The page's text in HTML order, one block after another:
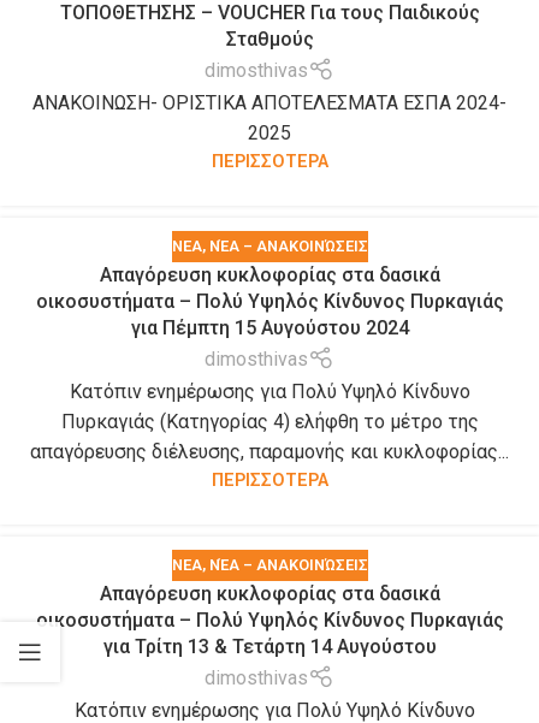
ΤΟΠΟΘΕΤΗΣΗΣ – VOUCHER Για τους Παιδικούς
Σταθμούς
dimosthivas
ΑΝΑΚΟΙΝΩΣΗ- ΟΡΙΣΤΙΚΑ ΑΠΟΤΕΛΕΣΜΑΤΑ ΕΣΠΑ 2024-
2025
ΠΕΡΙΣΣΟΤΕΡΑ
ΝΕΑ, ΝΈΑ – ΑΝΑΚΟΙΝΏΣΕΙΣ
Απαγόρευση κυκλοφορίας στα δασικά
οικοσυστήματα – Πολύ Υψηλός Κίνδυνος Πυρκαγιάς
για Πέμπτη 15 Αυγούστου 2024
dimosthivas
Κατόπιν ενημέρωσης για Πολύ Υψηλό Κίνδυνο
Πυρκαγιάς (Κατηγορίας 4) ελήφθη το μέτρο της
απαγόρευσης διέλευσης, παραμονής και κυκλοφορίας...
ΠΕΡΙΣΣΟΤΕΡΑ
ΝΕΑ, ΝΈΑ – ΑΝΑΚΟΙΝΏΣΕΙΣ
Απαγόρευση κυκλοφορίας στα δασικά
οικοσυστήματα – Πολύ Υψηλός Κίνδυνος Πυρκαγιάς
για Τρίτη 13 & Τετάρτη 14 Αυγούστου
dimosthivas
Κατόπιν ενημέρωσης για Πολύ Υψηλό Κίνδυνο